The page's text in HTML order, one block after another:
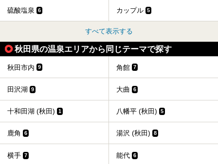
硫酸塩泉 6 カップル 5
すべて表示する
秋田県の温泉エリアから同じテーマで探す
秋田市内 9 角館 7
田沢湖 9 大曲 6
十和田湖 (秋田) 1 八幡平 (秋田) 5
鹿角 6 湯沢 (秋田) 8
横手 7 能代 6